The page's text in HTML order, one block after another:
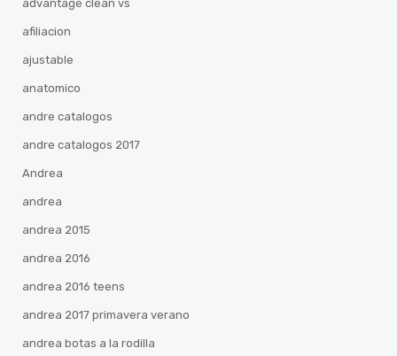
advantage clean vs
afiliacion
ajustable
anatomico
andre catalogos
andre catalogos 2017
Andrea
andrea
andrea 2015
andrea 2016
andrea 2016 teens
andrea 2017 primavera verano
andrea botas a la rodilla